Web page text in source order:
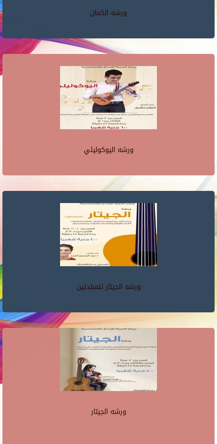
ورشه الكمان
ورشه اليوكوليلي
ورشه الجيتار للمبتدئين
ورشه الجيتار